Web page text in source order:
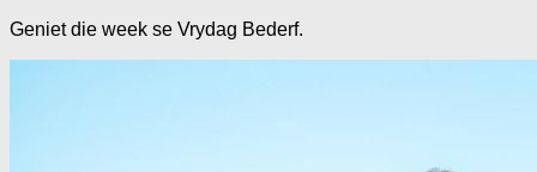
Geniet die week se Vrydag Bederf.